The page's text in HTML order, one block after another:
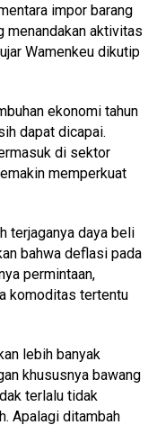
impor barang
menandakan aktivitas
Wamenkeu dikutip
ekonomi tahun
dapat dicapai.
di sektor
memperkuat
terjaganya daya beli
bahwa deflasi pada
permintaan,
komoditas tertentu
lebih banyak
khususnya bawang
terlalu tidak
Apalagi ditambah